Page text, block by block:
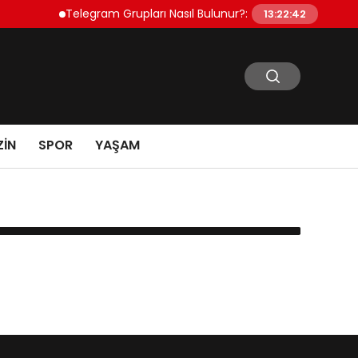
Telegram Grupları Nasıl Bulunur?: Telegram’da
13:22:42
SPOR YAŞAM